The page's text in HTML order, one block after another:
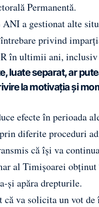
Permanentă.
a gestionat alte
privind
în ultimii ani,
luate separat, ar
la motivația și
efecte în perioada
diferite proceduri
că își va
al Timișoarei
și apăra drepturile.
că va solicita un vot